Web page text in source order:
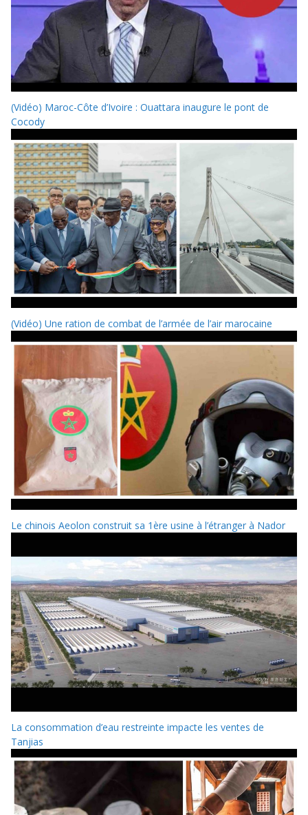
(Vidéo) Maroc-Côte d’Ivoire : Ouattara inaugure le pont de
Cocody
(Vidéo) Une ration de combat de l’armée de l’air marocaine
Le chinois Aeolon construit sa 1ère usine à l’étranger à Nador
La consommation d’eau restreinte impacte les ventes de
Tanjias